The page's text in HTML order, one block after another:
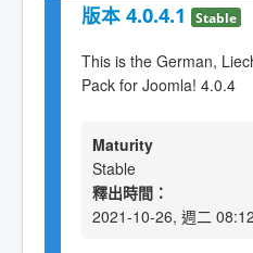
版本 4.0.4.1 Stable
This is the German,
Pack for Joomla! 4.0.4
Maturity
Stable
釋出時間：
2021-10-26, 週二 08:12